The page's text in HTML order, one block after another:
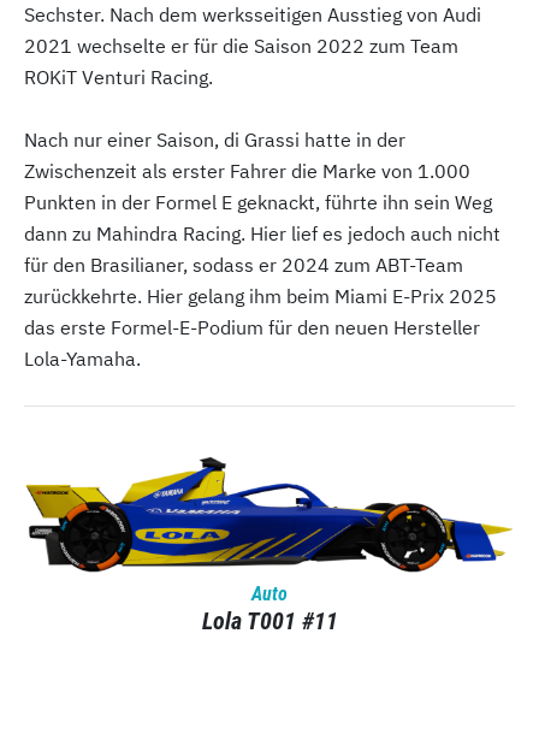
Sechster. Nach dem werksseitigen Ausstieg von Audi
2021 wechselte er für die Saison 2022 zum Team
ROKiT Venturi Racing.
Nach nur einer Saison, di Grassi hatte in der
Zwischenzeit als erster Fahrer die Marke von 1.000
Punkten in der Formel E geknackt, führte ihn sein Weg
dann zu Mahindra Racing. Hier lief es jedoch auch nicht
für den Brasilianer, sodass er 2024 zum ABT-Team
zurückkehrte. Hier gelang ihm beim Miami E-Prix 2025
das erste Formel-E-Podium für den neuen Hersteller
Lola-Yamaha.
Auto
Lola T001 #11